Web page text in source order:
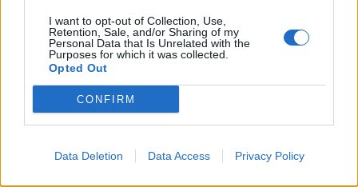
I want to opt-out of Collection, Use,
Retention, Sale, and/or Sharing of my
Personal Data that Is Unrelated with the
Purposes for which it was collected.
Opted Out
CONFIRM
Data Deletion Data Access Privacy Policy